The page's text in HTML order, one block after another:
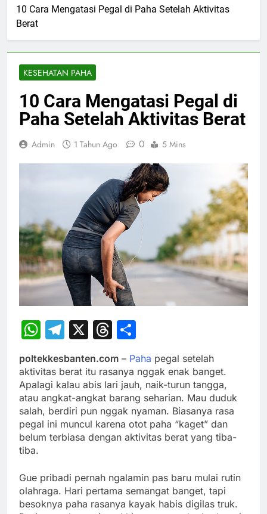
10 Cara Mengatasi Pegal di Paha Setelah Aktivitas
Berat
KESEHATAN PAHA
10 Cara Mengatasi Pegal di
Paha Setelah Aktivitas Berat
Admin 1 Tahun Ago 0 5 Mins
WhatsApp
Telegram
X Threads
poltekkesbanten.com – Paha pegal setelah
aktivitas berat itu rasanya nggak enak banget.
Apalagi kalau abis lari jauh, naik-turun tangga,
atau angkat-angkat barang seharian. Mau duduk
salah, berdiri pun nggak nyaman. Biasanya rasa
pegal ini muncul karena otot paha “kaget” dan
belum terbiasa dengan aktivitas berat yang tiba-
tiba.
Gue pribadi pernah ngalamin pas baru mulai rutin
olahraga. Hari pertama semangat banget, tapi
besoknya paha rasanya kayak habis digilas truk.